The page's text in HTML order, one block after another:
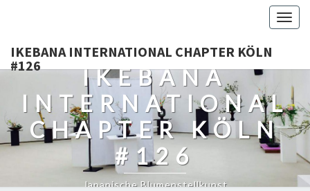
IKEBANA INTERNATIONAL CHAPTER KÖLN
#126
IKEBANA
INTERNATIONAL
CHAPTER KÖLN
#126
Japanische Blumenstellkunst